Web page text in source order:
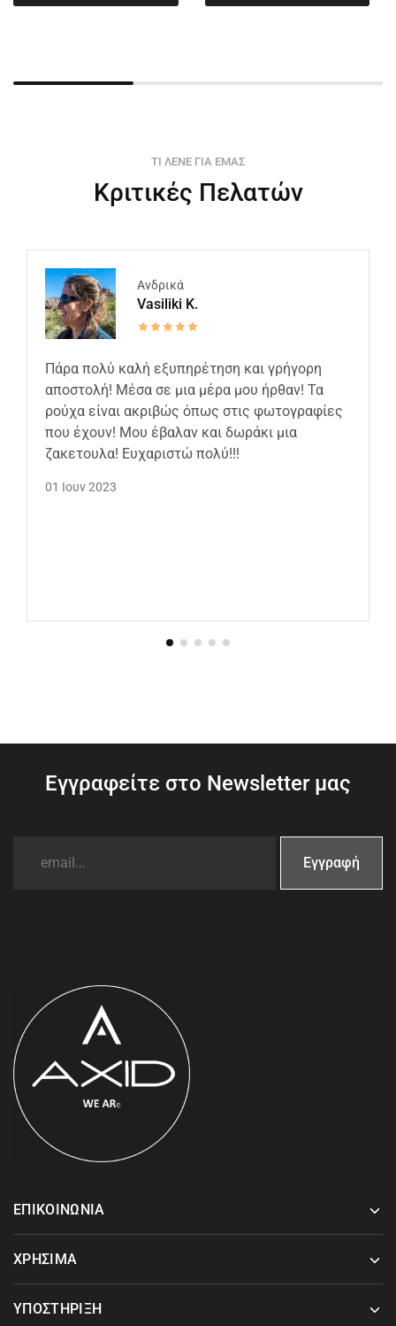
ΤΙ ΛΕΝΕ ΓΙΑ ΕΜΑΣ
Κριτικές Πελατών
Ανδρικά
Vasiliki K.
Πάρα πολύ καλή εξυπηρέτηση και γρήγορη
αποστολή! Μέσα σε μια μέρα μου ήρθαν! Τα
ρούχα είναι ακριβώς όπως στις φωτογραφίες
που έχουν! Μου έβαλαν και δωράκι μια
ζακετουλα! Ευχαριστώ πολύ!!!
01 Ιουν 2023
Εγγραφείτε στο Newsletter μας
ΕΠΙΚΟΙΝΩΝΙΑ
ΧΡΗΣΙΜΑ
ΥΠΟΣΤΗΡΙΞΗ